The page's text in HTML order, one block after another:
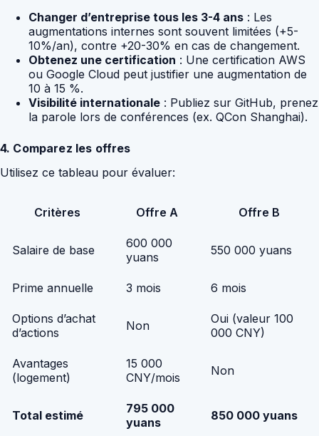
Changer d’entreprise tous les 3-4 ans : Les
augmentations internes sont souvent limitées (+5-
10%/an), contre +20-30% en cas de changement.
Obtenez une certification : Une certification AWS
ou Google Cloud peut justifier une augmentation de
10 à 15 %.
Visibilité internationale : Publiez sur GitHub, prenez
la parole lors de conférences (ex. QCon Shanghai).
4. Comparez les offres
Utilisez ce tableau pour évaluer:
Critères Offre A Offre B
Salaire de base
600 000
yuans
550 000 yuans
Prime annuelle 3 mois 6 mois
Options d’achat
d’actions
Non
Oui (valeur 100
000 CNY)
Avantages
(logement)
15 000
CNY/mois
Non
Total estimé
795 000
yuans
850 000 yuans